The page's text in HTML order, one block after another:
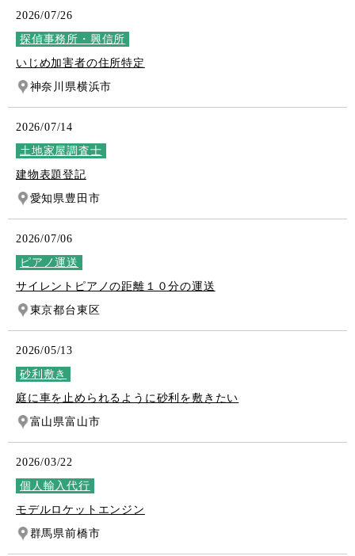
2026/07/26
探偵事務所・興信所
いじめ加害者の住所特定
神奈川県横浜市
2026/07/14
土地家屋調査士
建物表題登記
愛知県豊田市
2026/07/06
ピアノ運送
サイレントピアノの距離１０分の運送
東京都台東区
2026/05/13
砂利敷き
庭に車を止められるように砂利を敷きたい
富山県富山市
2026/03/22
個人輸入代行
モデルロケットエンジン
群馬県前橋市